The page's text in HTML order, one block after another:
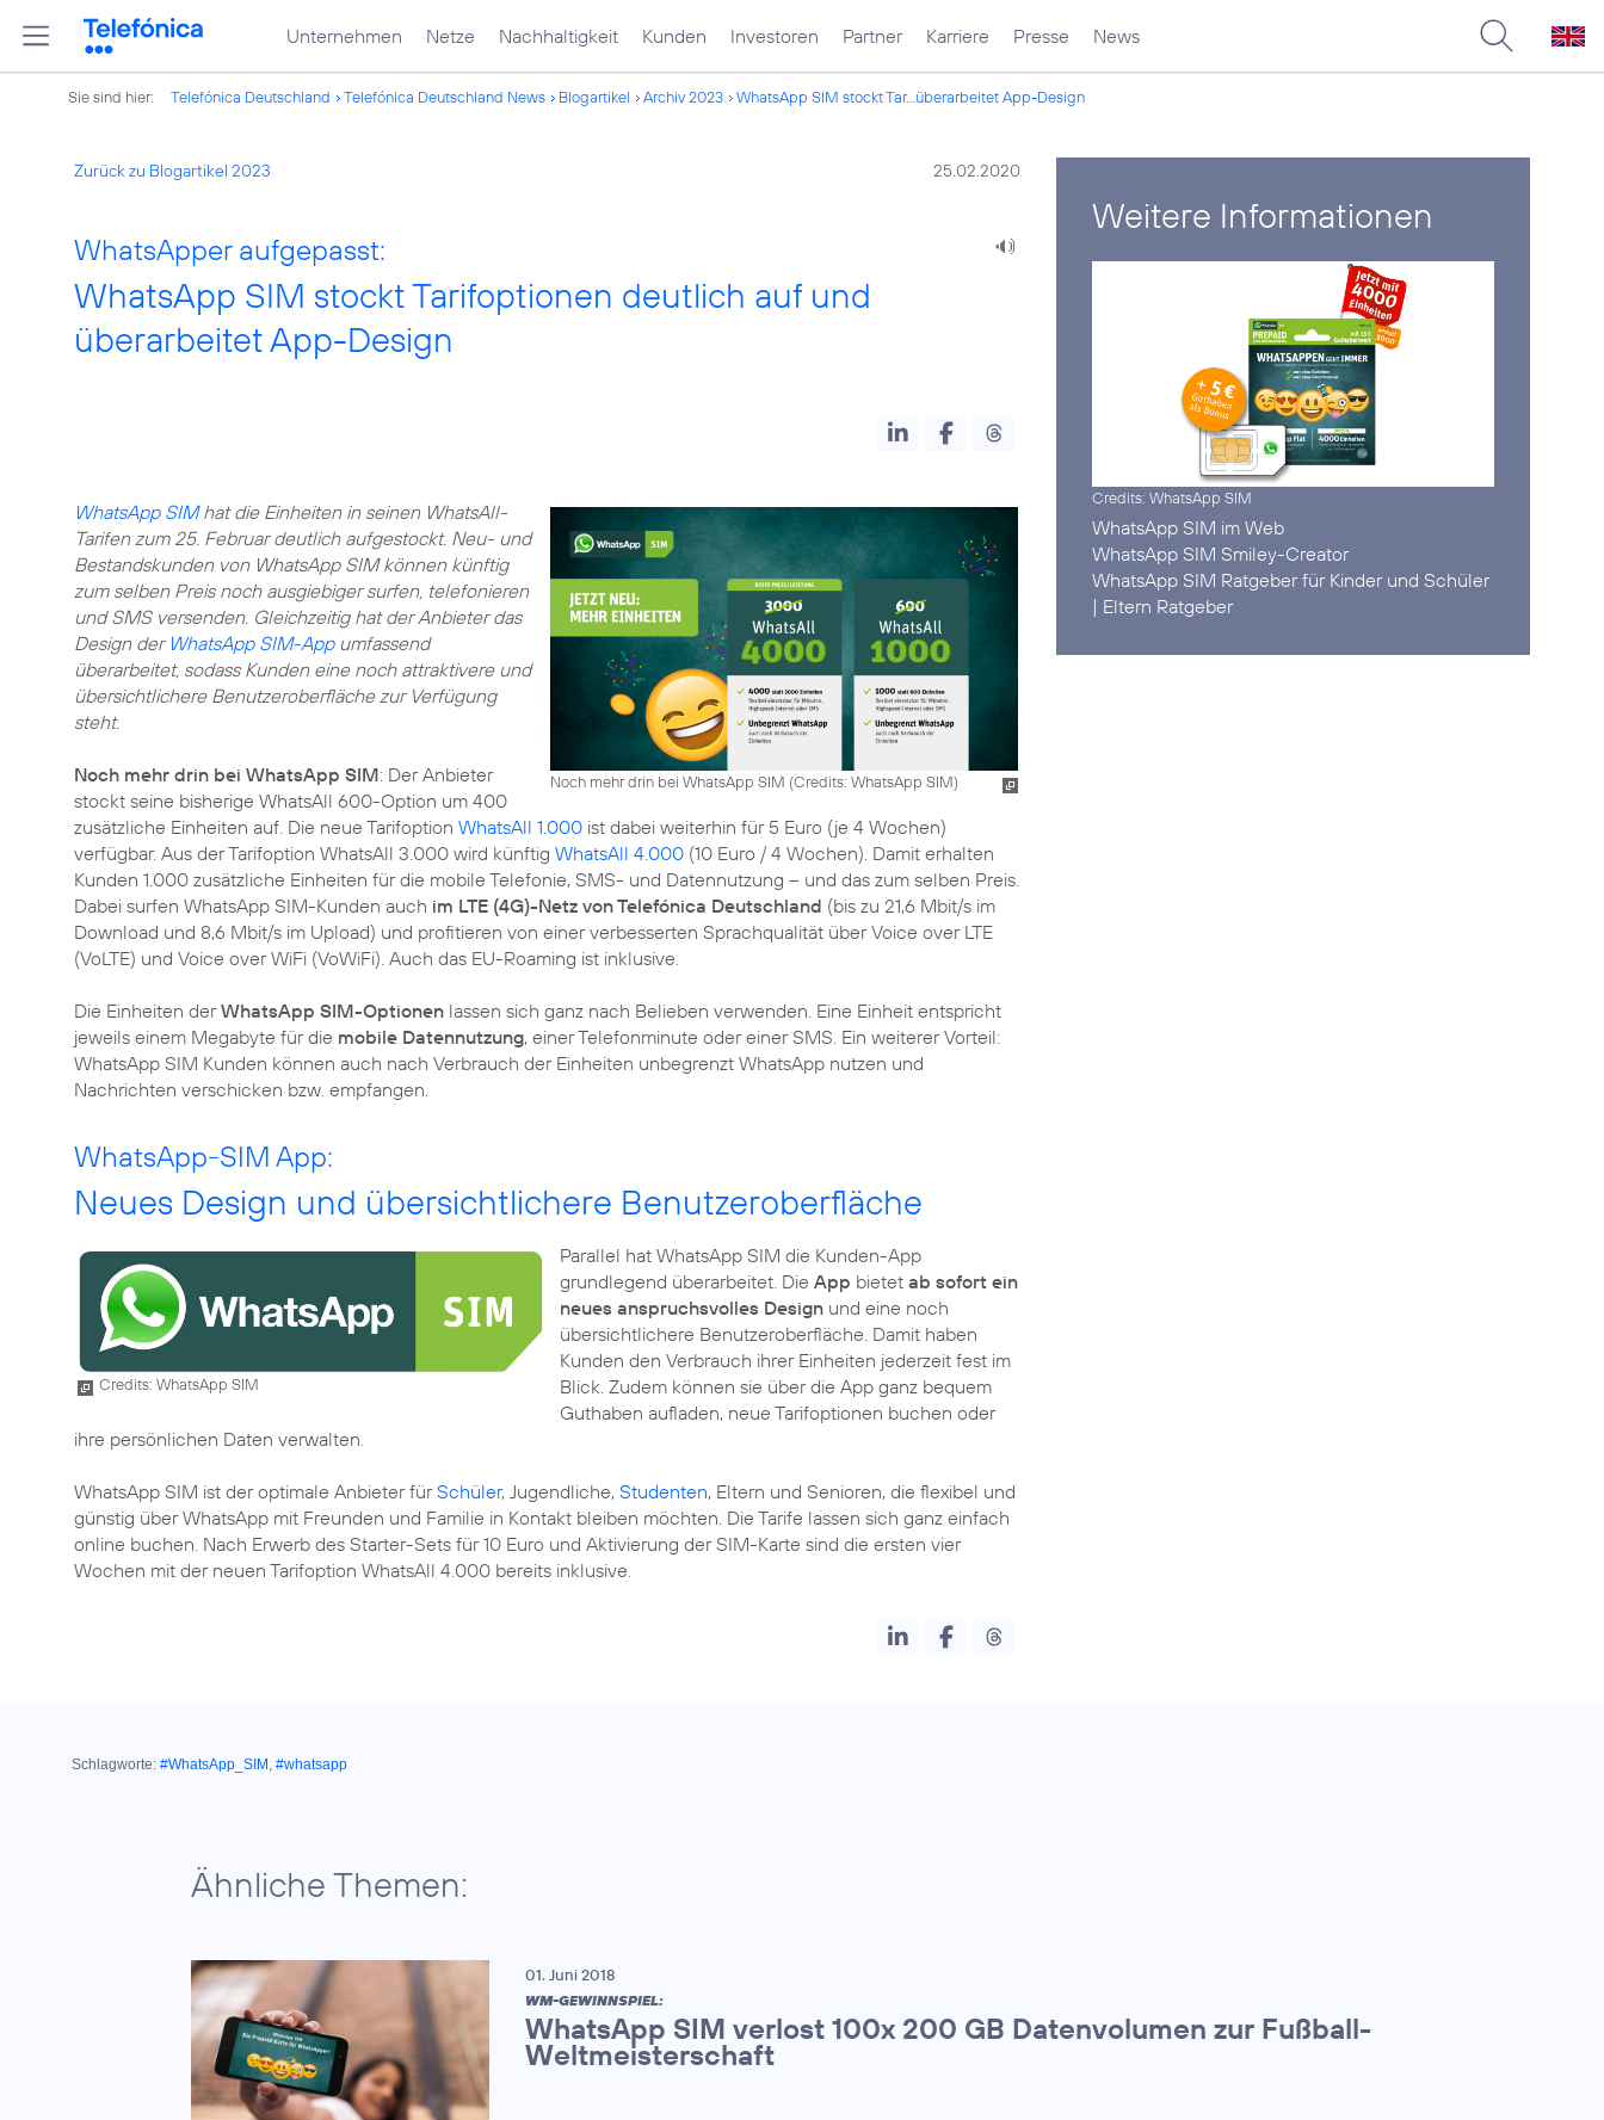
Unternehmen Netze Nachhaltigkeit Kunden Investoren Partner Karriere Presse News
Sie sind hier: Telefónica Deutschland Telefónica Deutschland News Blogartikel Archiv 2023 WhatsApp SIM stockt Tar...überarbeitet App-Design
Zurück zu Blogartikel 2023 25.02.2020
WhatsApper aufgepasst:
WhatsApp SIM stockt Tarifoptionen deutlich auf und
überarbeitet App-Design
Noch mehr drin bei WhatsApp SIM (Credits: WhatsApp SIM)
WhatsApp SIMhat die Einheiten in seinen WhatsAll-
Tarifen zum 25. Februar deutlich aufgestockt. Neu- und
Bestandskunden von WhatsApp SIM können künftig
zum selben Preis noch ausgiebiger surfen, telefonieren
und SMS versenden. Gleichzeitig hat der Anbieter das
Design der WhatsApp SIM-Appumfassend
überarbeitet, sodass Kunden eine noch attraktivere und
übersichtlichere Benutzeroberfläche zur Verfügung
steht.
Noch mehr drin bei WhatsApp SIM: Der Anbieter
stockt seine bisherige WhatsAll 600-Option um 400
zusätzliche Einheiten auf. Die neue Tarifoption WhatsAll 1.000 ist dabei weiterhin für 5 Euro (je 4 Wochen)
verfügbar. Aus der Tarifoption WhatsAll 3.000 wird künftig WhatsAll 4.000 (10 Euro / 4 Wochen). Damit erhalten
Kunden 1.000 zusätzliche Einheiten für die mobile Telefonie, SMS- und Datennutzung – und das zum selben Preis.
Dabei surfen WhatsApp SIM-Kunden auch im LTE (4G)-Netz von Telefónica Deutschland (bis zu 21,6 Mbit/s im
Download und 8,6 Mbit/s im Upload) und profitieren von einer verbesserten Sprachqualität über Voice over LTE
(VoLTE) und Voice over WiFi (VoWiFi). Auch das EU-Roaming ist inklusive.
Die Einheiten derWhatsApp SIM-Optionen lassen sich ganz nach Belieben verwenden. Eine Einheit entspricht
jeweils einem Megabyte für die mobile Datennutzung, einer Telefonminute oder einer SMS. Ein weiterer Vorteil:
WhatsApp SIM Kunden können auch nach Verbrauch der Einheiten unbegrenzt WhatsApp nutzen und
Nachrichten verschicken bzw. empfangen.
WhatsApp-SIM App:
Neues Design und übersichtlichere Benutzeroberfläche
Credits: WhatsApp SIM
Parallel hat WhatsApp SIM die Kunden-App
grundlegend überarbeitet. Die App bietet ab sofort ein
neues anspruchsvolles Designund eine noch
übersichtlichere Benutzeroberfläche. Damit haben
Kunden den Verbrauch ihrer Einheiten jederzeit fest im
Blick. Zudem können sie über die App ganz bequem
Guthaben aufladen, neue Tarifoptionen buchen oder
ihre persönlichen Daten verwalten.
WhatsApp SIM ist der optimale Anbieter fürSchüler, Jugendliche, Studenten, Eltern und Senioren, die flexibel und
günstig über WhatsApp mit Freunden und Familie in Kontakt bleiben möchten. Die Tarife lassen sich ganz einfach
online buchen. Nach Erwerb des Starter-Sets für 10 Euro und Aktivierung der SIM-Karte sind die ersten vier
Wochen mit der neuen Tarifoption WhatsAll 4.000 bereits inklusive.
Weitere Informationen
Credits: WhatsApp SIM
WhatsApp SIM imWeb
WhatsApp SIM Smiley-Creator
WhatsApp SIM Ratgeber für Kinder und Schüler
| Eltern Ratgeber
Schlagworte: #WhatsApp_SIM , #whatsapp
Ähnliche Themen:
01. Juni 2018
WM-GEWINNSPIEL:
WhatsApp SIM verlost 100x 200 GB Datenvolumen zur Fußball-
Weltmeisterschaft